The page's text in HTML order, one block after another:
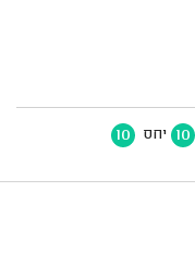
10 יחס 10